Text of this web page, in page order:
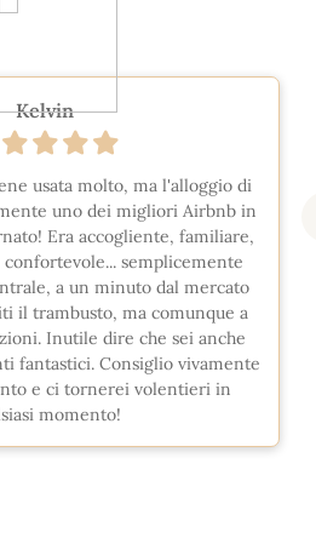
Kelvin
usata molto, ma l'alloggio di
uno dei migliori Airbnb in
Era accogliente, familiare,
semplicemente
a un minuto dal mercato
il trambusto, ma comunque a
Inutile dire che sei anche
fantastici. Consiglio vivamente
e ci tornerei volentieri in
momento!